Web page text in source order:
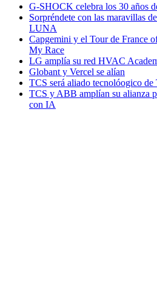
G-SHOCK celebra los 30 años
Sorpréndete con las maravillas
LUNA
Capgemini y el Tour de France
My Race
LG amplía su red HVAC
Globant y Vercel se alían
TCS será aliado tecnolóogico de
TCS y ABB amplían su alianza
con IA